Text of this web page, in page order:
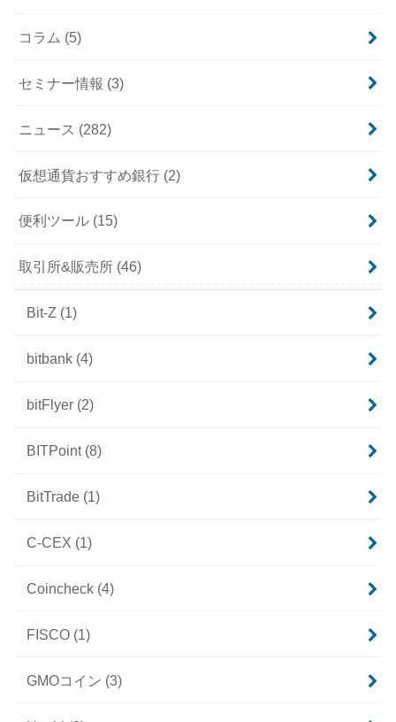
コラム (5)
セミナー情報 (3)
ニュース (282)
仮想通貨おすすめ銀行 (2)
便利ツール (15)
取引所&販売所 (46)
Bit-Z (1)
bitbank (4)
bitFlyer (2)
BITPoint (8)
BitTrade (1)
C-CEX (1)
Coincheck (4)
FISCO (1)
GMOコイン (3)